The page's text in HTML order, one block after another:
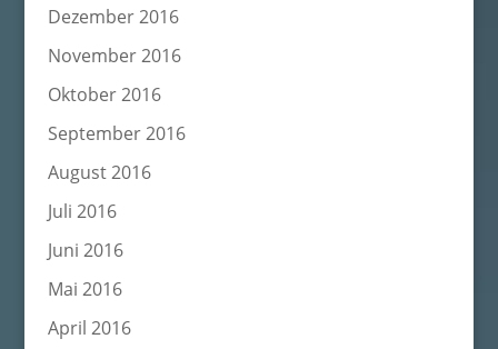
Dezember 2016
November 2016
Oktober 2016
September 2016
August 2016
Juli 2016
Juni 2016
Mai 2016
April 2016